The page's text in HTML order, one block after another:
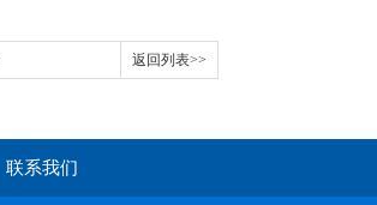
返回列表>>
联系我们